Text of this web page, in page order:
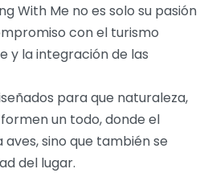
With Me no es solo su pasión
con el turismo
y la integración de las
para que naturaleza,
un todo, donde el
sino que también se
del lugar.